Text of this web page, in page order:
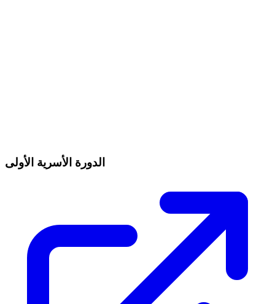
الدورة الأسرية الأولى